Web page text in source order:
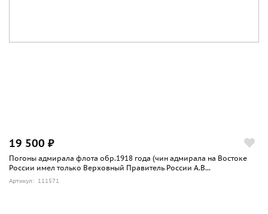
19 500 ₽
Погоны адмирала флота обр.1918 года (чин адмирала на Востоке
России имел только Верховный Правитель России А.В...
Артикул: 111571